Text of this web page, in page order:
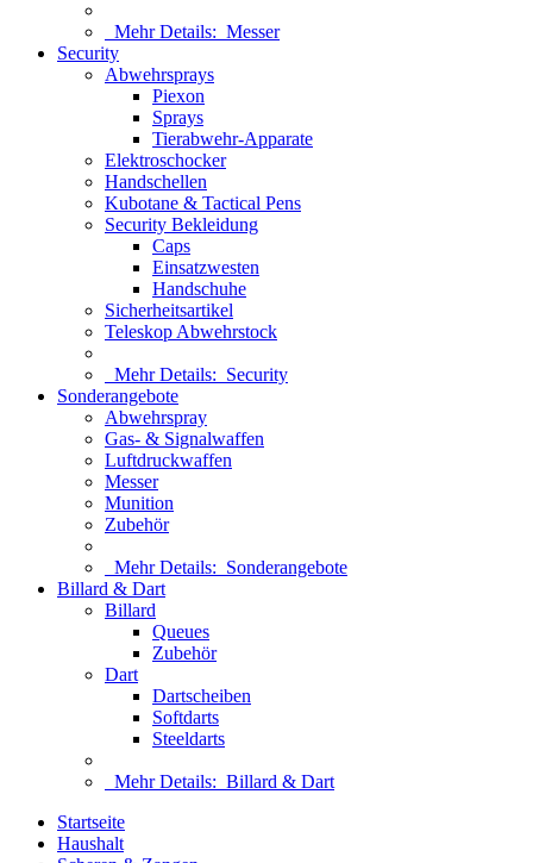
Mehr Details: Messer
Security
Abwehrsprays
Piexon
Sprays
Tierabwehr-Apparate
Elektroschocker
Handschellen
Kubotane & Tactical Pens
Security Bekleidung
Caps
Einsatzwesten
Handschuhe
Sicherheitsartikel
Teleskop Abwehrstock
Mehr Details: Security
Sonderangebote
Abwehrspray
Gas- & Signalwaffen
Luftdruckwaffen
Messer
Munition
Zubehör
Mehr Details: Sonderangebote
Billard & Dart
Billard
Queues
Zubehör
Dart
Dartscheiben
Softdarts
Steeldarts
Mehr Details: Billard & Dart
Startseite
Haushalt